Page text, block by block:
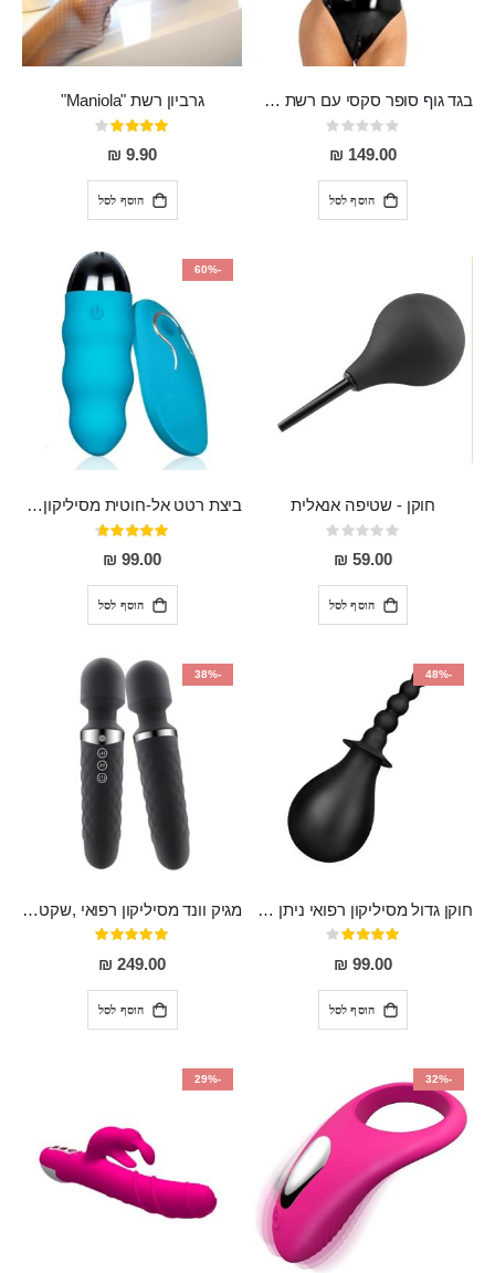
בגד גוף סופר סקסי עם רשת שקופה בחזה ושרשרות מלמעלה וריצרץ מלמטה Pan במפשעה
Rating:
0%
149.00 ₪
הוסף לסל
גרביון רשת "Maniola"
דירוג:
80%
9.90 ₪
הוסף לסל
חוקן - שטיפה אנאלית
Rating:
0%
59.00 ₪
הוסף לסל
-60%
ביצת רטט אל-חוטית מסיליקון רפואי בגודל של 8 ס"מ ורוחב 3 ס"מ בעלת 20 מהירויות שונות "ENKI"
דירוג:
93%
99.00 ₪
הוסף לסל
-48%
חוקן גדול מסיליקון רפואי ניתן לשימוש גם כפלאג וגם כחרוזים אנאלים
דירוג:
80%
99.00 ₪
הוסף לסל
-38%
מגיק וונד מסיליקון רפואי ,שקט במיוחד, נטען בעל 10 מהירויות שונות "Erna"
דירוג:
100%
249.00 ₪
הוסף לסל
-32%
-29%